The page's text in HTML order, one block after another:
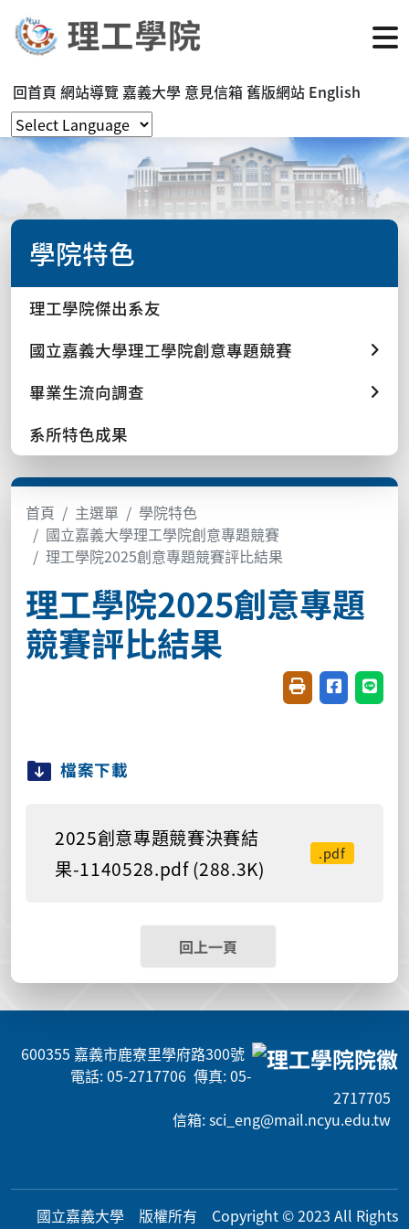
回首頁 網站導覽 嘉義大學 意見信箱 舊版網站 English
學院特色
理工學院傑出系友
國立嘉義大學理工學院創意專題競賽
畢業生流向調查
系所特色成果
首頁 主選單
學院特色
國立嘉義大學理工學院創意專題競賽
理工學院2025創意專題競賽評比結果
理工學院2025創意專題
競賽評比結果
友善列印(開新視
分享至臉書
分享
檔案下載
2025創意專題競賽決賽結
果-1140528.pdf (288.3K)
.pdf
回上一頁
600355 嘉義市鹿寮里學府路300號
電話: 05-2717706 傳真: 05-
2717705
信箱: sci_eng@mail.ncyu.edu.tw
國立嘉義大學 版權所有 Copyright © 2023 All Rights